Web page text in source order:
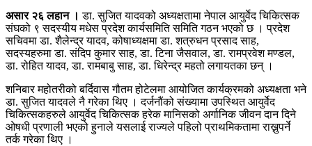
असार २६ लहान । डा. सुजित यादवको अध्यक्षतामा नेपाल आयुर्वेद चिकित्सक
संघको ९ सदस्यीय मधेस प्रदेश कार्यसमिति समिति गठन भएको छ । प्रदेश
सचिवमा डा. शैलेन्द्र यादव, कोषाध्यक्षमा डा. शत्रुधन प्रसाद साह,
सदस्यहरुमा डा. संदिप कुमार साह, डा. टिना जैसवाल, डा. रामप्रवेश मण्डल,
डा. रोहित यादव, डा. रामबाबु साह, डा. धिरेन्द्र महतो लगायतका छन् ।
शनिबार महोतरीको बर्दिवास गौतम होटेलमा आयोजित कार्यक्रमको अध्यक्षता भने
डा. सुजित यादवले नै गरेका थिए । दर्जनौंको संख्यामा उपस्थित आयुर्वेद
चिकित्सकहरुले आयुर्वेद चिकित्सक हरेक मानिसको अर्गानिक जीवन दान दिने
ओषधी प्रणाली भएको हुनाले यसलाई राज्यले पहिलो प्राथमिकतामा राख्नुपर्ने
तर्क गरेका थिए ।